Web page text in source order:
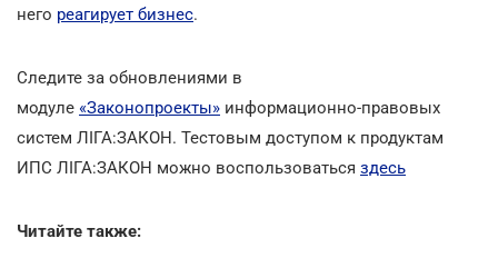
него реагирует бизнес.
Следите за обновлениями в
модуле «Законопроекты» информационно-правовых
систем ЛІГА:ЗАКОН. Тестовым доступом к продуктам
ИПС ЛІГА:ЗАКОН можно воспользоваться здесь
Читайте также: